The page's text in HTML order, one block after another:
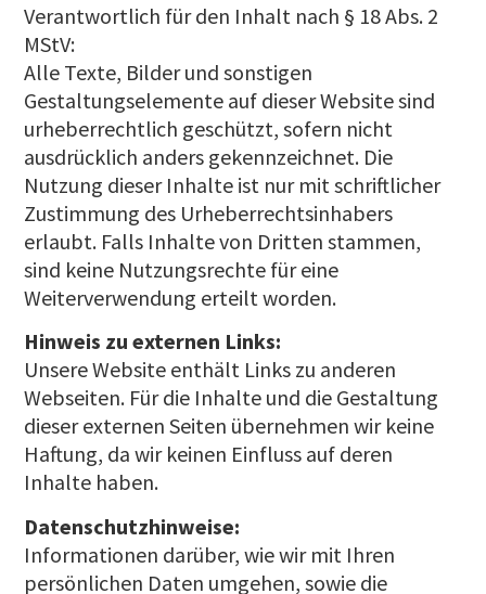
Verantwortlich für den Inhalt nach § 18 Abs. 2
MStV:
Alle Texte, Bilder und sonstigen
Gestaltungselemente auf dieser Website sind
urheberrechtlich geschützt, sofern nicht
ausdrücklich anders gekennzeichnet. Die
Nutzung dieser Inhalte ist nur mit schriftlicher
Zustimmung des Urheberrechtsinhabers
erlaubt. Falls Inhalte von Dritten stammen,
sind keine Nutzungsrechte für eine
Weiterverwendung erteilt worden.
Hinweis zu externen Links:
Unsere Website enthält Links zu anderen
Webseiten. Für die Inhalte und die Gestaltung
dieser externen Seiten übernehmen wir keine
Haftung, da wir keinen Einfluss auf deren
Inhalte haben.
Datenschutzhinweise:
Informationen darüber, wie wir mit Ihren
persönlichen Daten umgehen, sowie die